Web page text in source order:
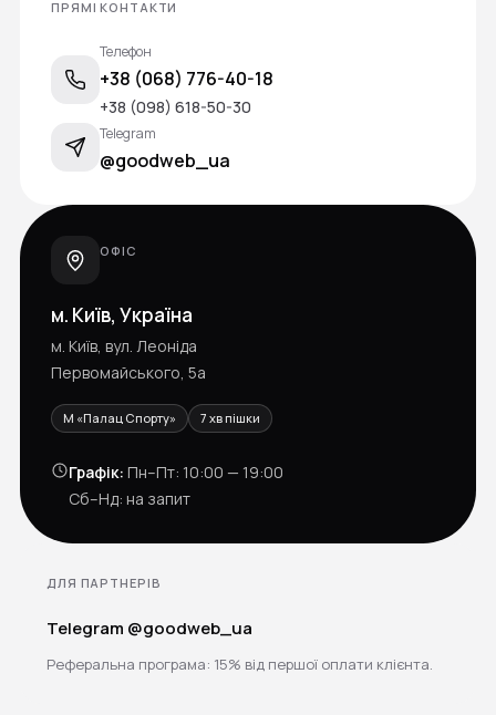
ПРЯМІ КОНТАКТИ
Телефон
+38 (068) 776-40-18
+38 (098) 618-50-30
Telegram
@goodweb_ua
ОФІС
м. Київ, Україна
м. Київ, вул. Леоніда
Первомайського, 5а
M «Палац Спорту» 7 хв пішки
Графік: Пн–Пт: 10:00 — 19:00
Сб–Нд: на запит
ДЛЯ ПАРТНЕРІВ
Telegram @goodweb_ua
Реферальна програма: 15% від першої оплати клієнта.